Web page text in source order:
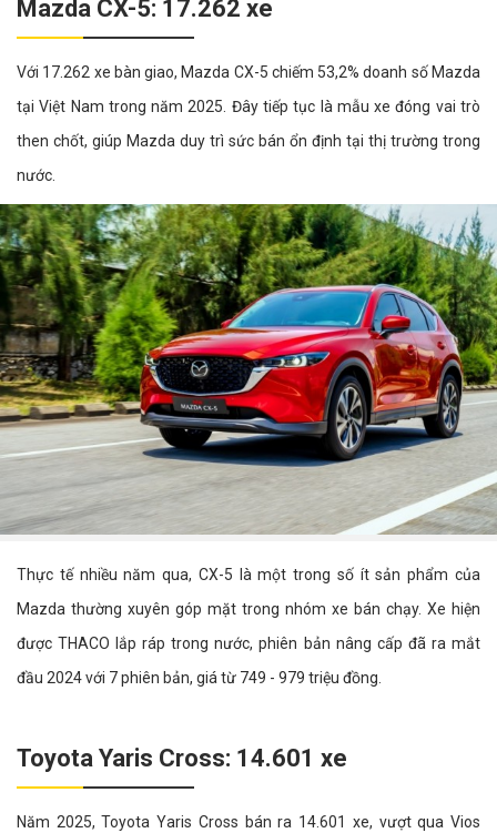
Mazda CX-5: 17.262 xe
Với 17.262 xe bàn giao, Mazda CX-5 chiếm 53,2% doanh số Mazda
tại Việt Nam trong năm 2025. Đây tiếp tục là mẫu xe đóng vai trò
then chốt, giúp Mazda duy trì sức bán ổn định tại thị trường trong
nước.
Thực tế nhiều năm qua, CX-5 là một trong số ít sản phẩm của
Mazda thường xuyên góp mặt trong nhóm xe bán chạy. Xe hiện
được THACO lắp ráp trong nước, phiên bản nâng cấp đã ra mắt
đầu 2024 với 7 phiên bản, giá từ 749 - 979 triệu đồng.
Toyota Yaris Cross: 14.601 xe
Năm 2025, Toyota Yaris Cross bán ra 14.601 xe, vượt qua Vios